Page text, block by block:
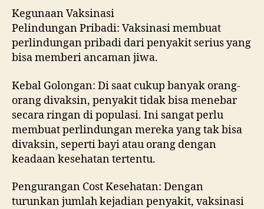
Kegunaan Vaksinasi
Pelindungan Pribadi: Vaksinasi membuat
perlindungan pribadi dari penyakit serius yang
bisa memberi ancaman jiwa.
Kebal Golongan: Di saat cukup banyak orang-
orang divaksin, penyakit tidak bisa menebar
secara ringan di populasi. Ini sangat perlu
membuat perlindungan mereka yang tak bisa
divaksin, seperti bayi atau orang dengan
keadaan kesehatan tertentu.
Pengurangan Cost Kesehatan: Dengan
turunkan jumlah kejadian penyakit, vaksinasi